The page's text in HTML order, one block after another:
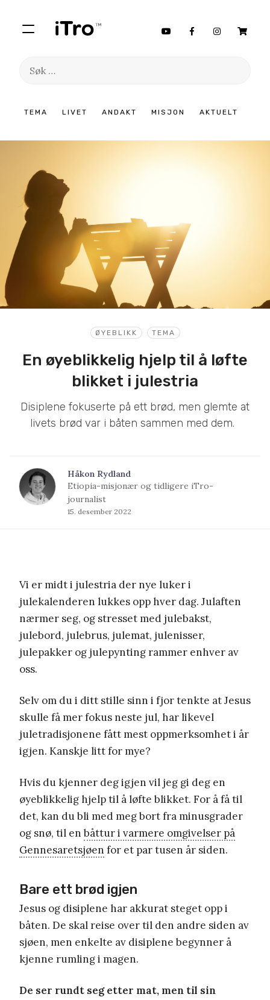
TEMA LIVET ANDAKT MISJON AKTUELT
Søk
innhold
ØYEBLIKK TEMA
En øyeblikkelig hjelp til å løfte
blikket i julestria
Disiplene fokuserte på ett brød, men glemte at
livets brød var i båten sammen med dem.
Håkon Rydland
Etiopia-misjonær og tidligere iTro-
journalist
15. desember 2022
Vi er midt i julestria der nye luker i
julekalenderen lukkes opp hver dag. Julaften
nærmer seg, og stresset med julebakst,
julebord, julebrus, julemat, julenisser,
julepakker og julepynting rammer enhver av
oss.
Selv om du i ditt stille sinn i fjor tenkte at Jesus
skulle få mer fokus neste jul, har likevel
juletradisjonene fått mest oppmerksomhet i år
igjen. Kanskje litt for mye?
Hvis du kjenner deg igjen vil jeg gi deg en
øyeblikkelig hjelp til å løfte blikket. For å få til
det, kan du bli med meg bort fra minusgrader
og snø, til enbåttur i varmere omgivelser på
Gennesaretsjøen for et par tusen år siden.
Bare ett brød igjen
Jesus og disiplene har akkurat steget opp i
båten. De skal reise over til den andre siden av
sjøen, men enkelte av disiplene begynner å
kjenne rumling i magen.
De ser rundt seg etter mat, men til sin